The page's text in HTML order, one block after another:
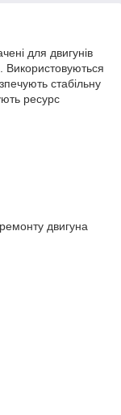
для двигунів
Використовуються
стабільну
ресурс
двигуна